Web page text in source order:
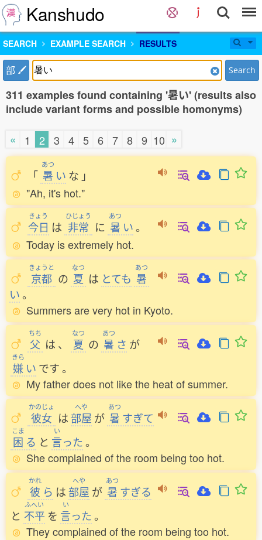
Kanshudo
SEARCH EXAMPLE SEARCH RESULTS
部 Search
311 examples found containing '暑い' (results also
include variant forms and possible homonyms)
« 1 2 3 4 5 6 7 8 9 10 »
「
あつ
暑 い な 」
"Ah, it's hot."
きょう
今日 は
ひじょう
非常 に
あつ
暑 い。
Today is extremely hot.
きょうと
京都 の
なつ
夏 は とても
あつ
暑
い。
Summers are very hot in Kyoto.
ちち
父 は 、
なつ
夏 の
あつ
暑 さ が
きら
嫌 い です。
My father does not like the heat of summer.
かのじょ
彼女 は
へや
部屋 が
あつ
暑 すぎて
こま
困 る と
い
言った。
She complained of the room being too hot.
かれ
彼 ら は
へや
部屋 が
あつ
暑 すぎる
と
ふへい
不平 を
い
言った。
They complained of the room being too hot.